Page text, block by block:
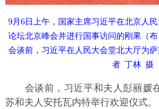
9月6日上午，国家主席习近平在北京人
论坛北京峰会并进行国事访问的刚果（
会谈前，习近平在人民大会堂北大厅为
者 丁林 摄
会谈前，习近平和夫人彭丽媛
苏和夫人安托瓦内特举行欢迎仪式。